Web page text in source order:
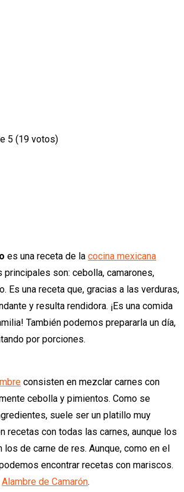
5 (19 votos)
es una receta de la cocina mexicana
son: cebolla, camarones,
Es una receta que, gracias a las verduras,
y resulta rendidora. ¡Es una comida
También podemos prepararla un día,
por porciones.
consisten en mezclar carnes con
cebolla y pimientos. Como se
suele ser un platillo muy
recetas con todas las carnes, aunque los
de carne de res. Aunque, como en el
encontrar recetas con mariscos.
Alambre de Camarón.